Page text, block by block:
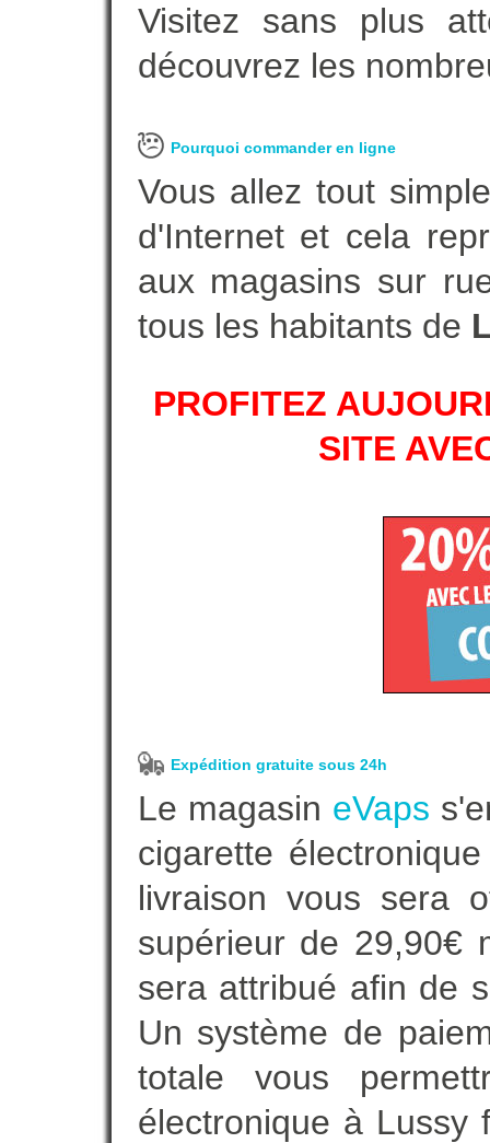
Visitez sans plus
découvrez les
Pourquoi commander en ligne
Vous allez tout
d'Internet et cela
aux magasins sur
tous les habitants de
PROFITEZ
SITE
Expédition gratuite sous 24h
Le magasin eVaps
cigarette
livraison vous sera
supérieur de 29,90€
sera attribué afin de
Un système de
totale vous
électronique à Lussy